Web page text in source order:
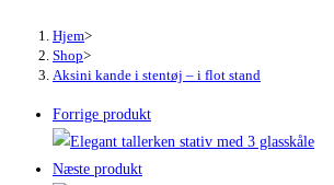
stand
Hjem>
Shop>
Aksini kande i stentøj – i flot stand
Forrige produkt
Næste produkt